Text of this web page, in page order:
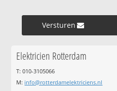
Versturen »
Elektricien Rotterdam
T: 010-3105066
M: info@rotterdamelektriciens.nl